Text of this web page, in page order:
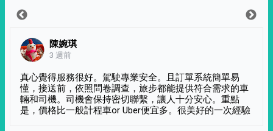
陳婉琪
3 週前
真心覺得服務很好。駕駛專業安全。且訂單系統簡單易
懂，接送前，依照問卷調查，旅步都能提供符合需求的車
輛和司機。司機會保持密切聯繫，讓人十分安心。重點
是，價格比一般計程車or Uber便宜多。很美好的一次經驗